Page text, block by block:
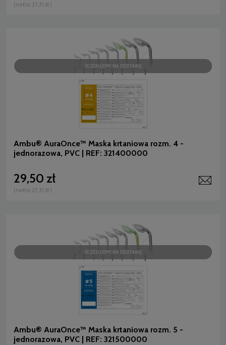
(netto: 27,31 zł )
Ambu® AuraOnce™ Maska krtaniowa rozm. 4 -
jednorazowa, PVC | REF: 321400000
29,50 zł
(netto: 27,31 zł )
OCZEKUJEMY NA DOSTAWĘ
Ambu® AuraOnce™ Maska krtaniowa rozm. 5 -
jednorazowa, PVC | REF: 321500000
OCZEKUJEMY NA DOSTAWĘ